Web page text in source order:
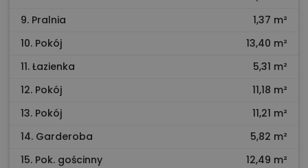
9. Pralnia
1,37 m²
10. Pokój
13,40 m²
11. Łazienka
5,31 m²
12. Pokój
11,18 m²
13. Pokój
11,21 m²
14. Garderoba
5,82 m²
15. Pok. gościnny
12,49 m²